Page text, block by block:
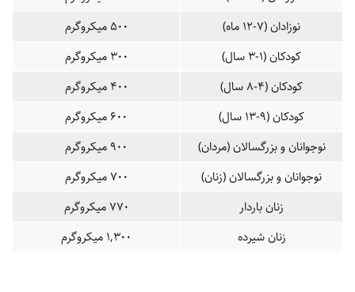
نوزادان (7-12 ماه)
500 میکروگرم
کودکان (1-3 سال)
300 میکروگرم
کودکان (4-8 سال)
400 میکروگرم
کودکان (9-13 سال)
600 میکروگرم
نوجوانان و بزرگسالان (مردان)
900 میکروگرم
نوجوانان و بزرگسالان (زنان)
700 میکروگرم
زنان باردار
770 میکروگرم
زنان شیرده
1,300 میکروگرم